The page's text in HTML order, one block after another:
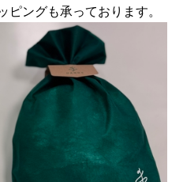
ングも承っております。